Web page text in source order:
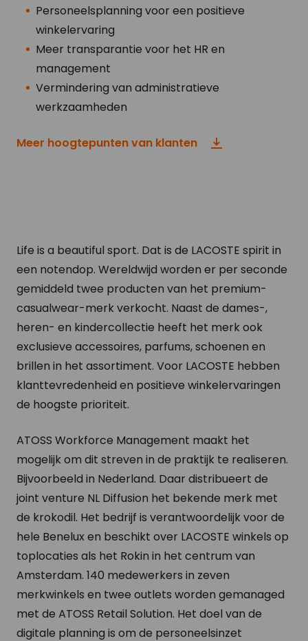
Personeelsplanning voor een positieve
winkelervaring
Meer transparantie voor het HR en
management
Vermindering van administratieve
werkzaamheden
Meer hoogtepunten van klanten
Life is a beautiful sport. Dat is de LACOSTE spirit in
een notendop. Wereldwijd worden er per seconde
gemiddeld twee producten van het premium-
casualwear-merk verkocht. Naast de dames-,
heren- en kindercollectie heeft het merk ook
exclusieve accessoires, parfums, schoenen en
brillen in het assortiment. Voor LACOSTE hebben
klanttevredenheid en positieve winkelervaringen
de hoogste prioriteit.
ATOSS Workforce Management maakt het
mogelijk om dit streven in de praktijk te realiseren.
Bijvoorbeeld in Nederland. Daar distribueert de
joint venture NL Diffusion het bekende merk met
de krokodil. Het bedrijf is verantwoordelijk voor de
hele Benelux en beschikt over LACOSTE winkels op
toplocaties als het Rokin in het centrum van
Amsterdam. 140 medewerkers in zeven
merkwinkels en twee outlets worden gemanaged
met de ATOSS Retail Solution. Het doel van de
digitale planning is om de personeelsinzet